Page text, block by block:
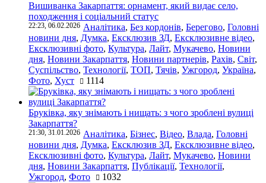
Вишиванка Закарпаття: орнамент, який видає село,
походження і соціальний статус
22:23, 06.02.2026 Аналітика, Без кордонів, Берегово, Головні
новини дня, Думка, Ексклюзив ЗД, Ексклюзивне відео,
Ексклюзивні фото, Культура, Лайт, Мукачево, Новини
дня, Новини Закарпаття, Новини партнерів, Рахів, Світ,
Суспільство, Технології, ТОП, Тячів, Ужгород, Україна,
Фото, Хуст 1114
Бруківка, яку знімають і нищать: з чого зроблені вулиці
Закарпаття?
21:30, 31.01.2026 Аналітика, Бізнес, Відео, Влада, Головні
новини дня, Думка, Ексклюзив ЗД, Ексклюзивне відео,
Ексклюзивні фото, Культура, Лайт, Мукачево, Новини
дня, Новини Закарпаття, Публікації, Технології,
Ужгород, Фото 1032